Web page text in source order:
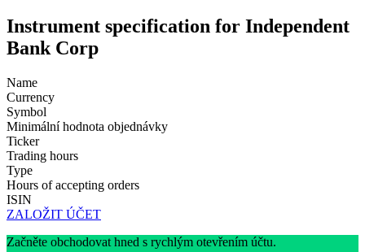
Instrument specification for Independent
Bank Corp
Name
Currency
Symbol
Minimální hodnota objednávky
Ticker
Trading hours
Type
Hours of accepting orders
ISIN
ZALOŽIT ÚČET
Začněte obchodovat hned s rychlým otevřením účtu.